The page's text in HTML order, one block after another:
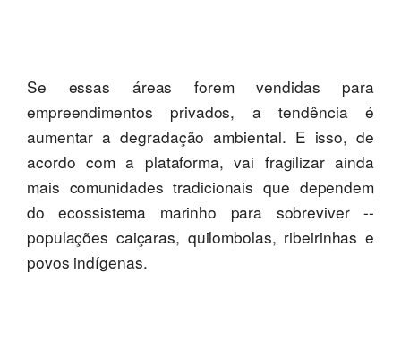
Se essas áreas forem vendidas para
empreendimentos privados, a tendência é
aumentar a degradação ambiental. E isso, de
acordo com a plataforma, vai fragilizar ainda
mais comunidades tradicionais que dependem
do ecossistema marinho para sobreviver --
populações caiçaras, quilombolas, ribeirinhas e
povos indígenas.